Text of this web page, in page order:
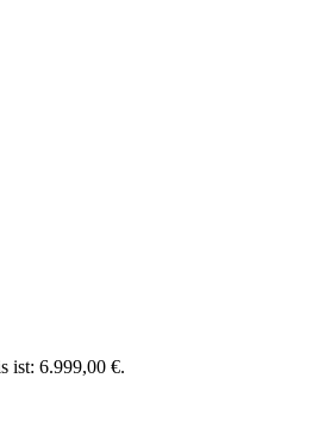
ist: 6.999,00 €.